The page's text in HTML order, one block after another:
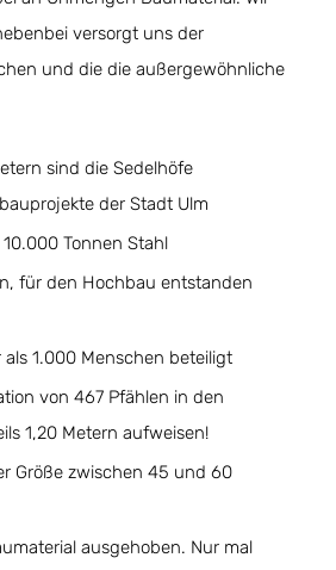
versorgt uns der
und die die außergewöhnliche
sind die Sedelhöfe
der Stadt Ulm
Tonnen Stahl
für den Hochbau entstanden
1.000 Menschen beteiligt
von 467 Pfählen in den
1,20 Metern aufweisen!
Größe zwischen 45 und 60
ausgehoben. Nur mal